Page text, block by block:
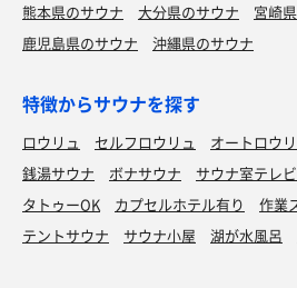
熊本県のサウナ
大分県のサウナ
宮崎
鹿児島県のサウナ
沖縄県のサウナ
特徴からサウナを探す
ロウリュ セルフロウリュ オートロウ
銭湯サウナ
ボナサウナ サウナ室テレ
タトゥーOK
カプセルホテル有り
作業
テントサウナ
サウナ小屋 湖が水風呂